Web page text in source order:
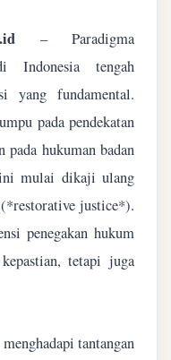
– Paradigma
Indonesia tengah
yang fundamental.
pada pendekatan
hukuman badan
mulai dikaji ulang
justice*).
penegakan hukum
tetapi juga
tantangan